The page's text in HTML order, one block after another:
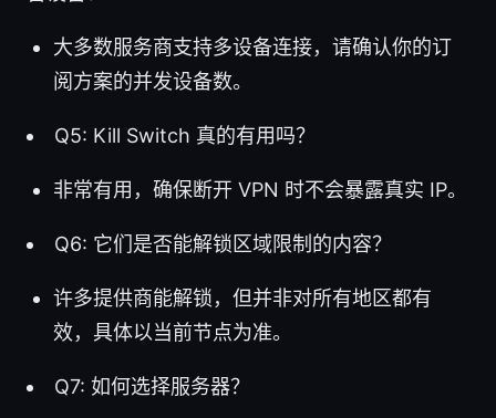
大多数服务商支持多设备连接，请确认你的订
阅方案的并发设备数。
Q5: Kill Switch 真的有用吗？
非常有用，确保断开 VPN 时不会暴露真实 IP。
Q6: 它们是否能解锁区域限制的内容？
许多提供商能解锁，但并非对所有地区都有
效，具体以当前节点为准。
Q7: 如何选择服务器？